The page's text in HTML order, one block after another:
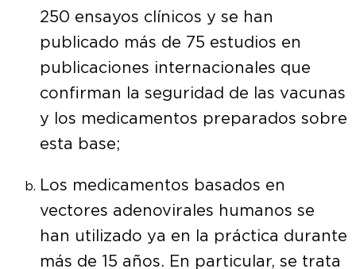
250 ensayos clínicos y se han
publicado más de 75 estudios en
publicaciones internacionales que
confirman la seguridad de las vacunas
y los medicamentos preparados sobre
esta base;
Los medicamentos basados ​​en
vectores adenovirales humanos se
han utilizado ya en la práctica durante
más de 15 años. En particular, se trata